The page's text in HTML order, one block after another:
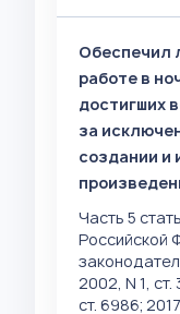
Обеспечил
работе в
достигших
за
создании и
Часть 5
Российской
2002, N 1, ст.
ст. 6986;